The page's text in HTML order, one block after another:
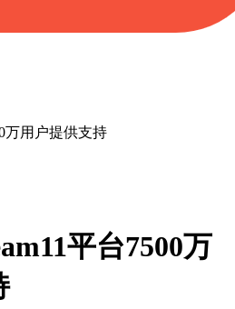
万用户提供支持
平台7500万